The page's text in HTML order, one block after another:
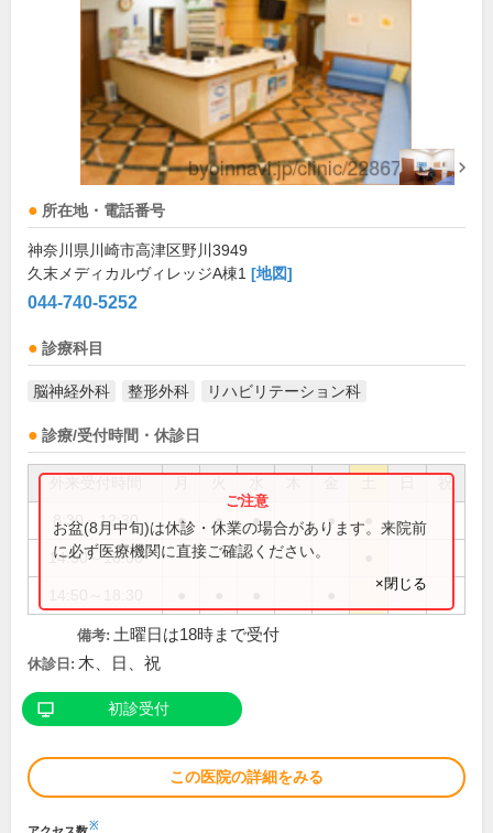
所在地・電話番号
神奈川県川崎市高津区野川3949
久末メディカルヴィレッジA棟1 [地図]
044-740-5252
診療科目
脳神経外科 整形外科 リハビリテーション科
診療/受付時間・休診日
祝
8:30～12:30 ● ● ● ●
14:50～18:00
お盆(8月中旬)は休診・休業の場合があります。来院前
に必ず医療機関に直接ご確認ください。
×閉じる
備考: 土曜日は18時まで受付
休診日: 木、日、祝
初診受付
この医院の詳細をみる
※